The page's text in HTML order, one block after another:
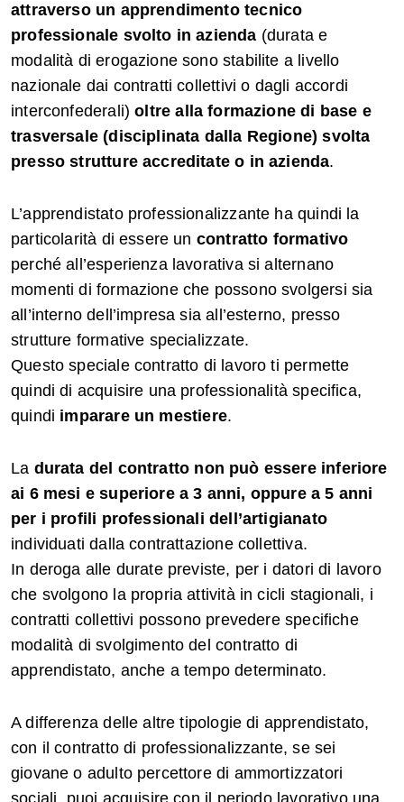
attraverso un apprendimento tecnico
professionale svolto in azienda (durata e
modalità di erogazione sono stabilite a livello
nazionale dai contratti collettivi o dagli accordi
interconfederali)oltre alla formazione di base e
trasversale (disciplinata dalla Regione) svolta
presso strutture accreditate o in azienda.
L’apprendistato professionalizzante ha quindi la
particolarità di essere un contratto formativo
perché all’esperienza lavorativa si alternano
momenti di formazione che possono svolgersi sia
all’interno dell’impresa sia all’esterno, presso
strutture formative specializzate.
Questo speciale contratto di lavoro ti permette
quindi di acquisire una professionalità specifica,
quindi imparare un mestiere.
La durata del contratto non può essere inferiore
ai 6 mesi e superiore a 3 anni, oppure a 5 anni
per i profili professionali dell’artigianato
individuati dalla contrattazione collettiva.
In deroga alle durate previste, per i datori di lavoro
che svolgono la propria attività in cicli stagionali, i
contratti collettivi possono prevedere specifiche
modalità di svolgimento del contratto di
apprendistato, anche a tempo determinato.
A differenza delle altre tipologie di apprendistato,
con il contratto di professionalizzante, se sei
giovane o adulto percettore di ammortizzatori
sociali, puoi acquisire con il periodo lavorativo una